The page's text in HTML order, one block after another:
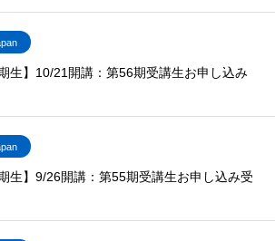
生】10/21開講：第56期受講生お申し込み
生】9/26開講：第55期受講生お申し込み受